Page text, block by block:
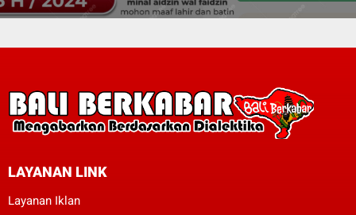
LAYANAN LINK
Layanan Iklan